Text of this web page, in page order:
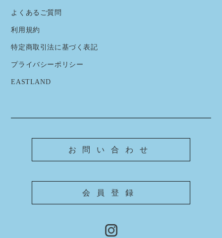
よくあるご質問
利用規約
特定商取引法に基づく表記
プライバシーポリシー
EASTLAND
お問い合わせ
会員登録